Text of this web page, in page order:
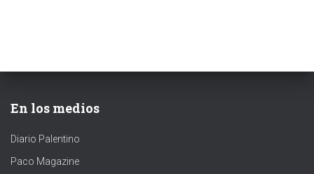
En los medios
Diario Palentino
Paco Magazine